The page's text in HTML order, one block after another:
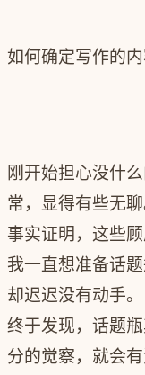
如何确定写作的内
刚开始担心没什
常，显得有些无聊
事实证明，这些顾
我一直想准备话
却迟迟没有动手。
终于发现，话题
分的觉察，就会